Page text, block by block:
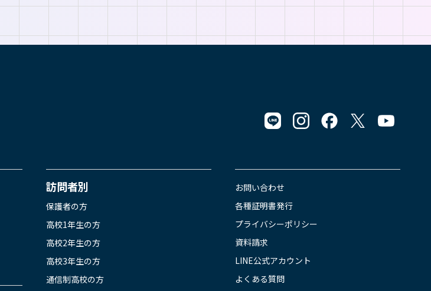
訪問者別
保護者の方
高校1年生の方
高校2年生の方
高校3年生の方
通信制高校の方
お問い合わせ
各種証明書発行
プライバシーポリシー
資料請求
LINE公式アカウント
よくある質問